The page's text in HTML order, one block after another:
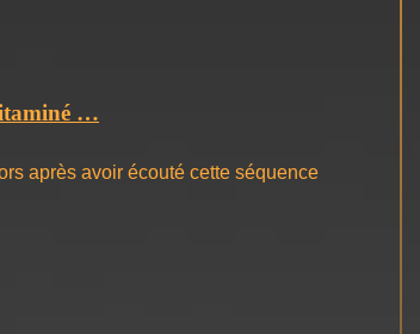
…
après avoir écouté cette séquence